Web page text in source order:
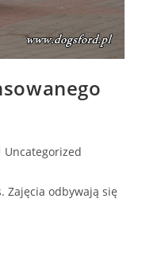
Uncategorized
Zajęcia odbywają się